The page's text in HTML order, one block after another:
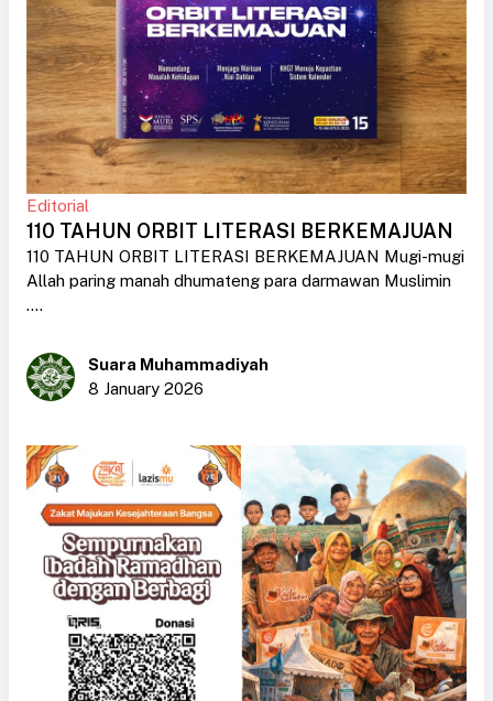
Editorial
110 TAHUN ORBIT LITERASI BERKEMAJUAN
110 TAHUN ORBIT LITERASI BERKEMAJUAN Mugi-mugi
Allah paring manah dhumateng para darmawan Muslimin
....
Suara Muhammadiyah
8 January 2026